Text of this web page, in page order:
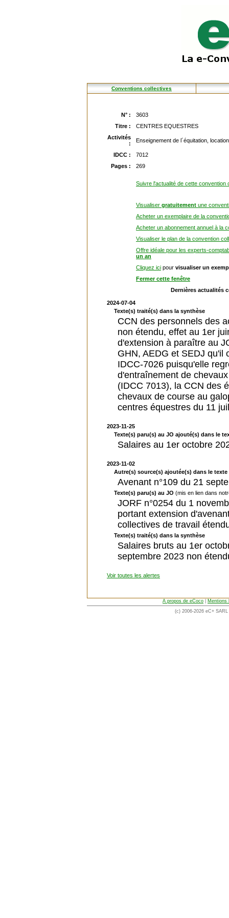
Conventions collectives
N° :
3603
Titre :
CENTRES EQUESTRES
Activités
:
Enseignement de l´équitation,
IDCC :
7012
Pages :
269
Suivre l'actualité de cette convention
Visualiser gratuitement une
Acheter un exemplaire de la
Acheter un abonnement annuel à la
Visualiser le plan de la convention
Offre idéale pour les experts-
un an
Cliquez ici pour visualiser un
Fermer cette fenêtre
Dernières actualités
2024-07-04
Texte(s) traité(s) dans la synthèse
CCN des personnels des
non étendu, effet au 1er
d'extension à paraître au
GHN, AEDG et SEDJ qu'il
IDCC-7026 puisqu'elle
d'entraînement de
(IDCC 7013), la CCN des
chevaux de course au
centres équestres du 11
2023-11-25
Texte(s) paru(s) au JO ajouté(s) dans le
Salaires au 1er octobre
2023-11-02
Autre(s) source(s) ajoutée(s) dans le
Avenant n°109 du 21
Texte(s) paru(s) au JO (mis en lien dans
JORF n°0254 du 1
portant extension
collectives de travail
Texte(s) traité(s) dans la synthèse
Salaires bruts au 1er
septembre 2023 non
Voir toutes les alertes
A propos de eCoco
Mentions
(c) 2006-2026 eC+